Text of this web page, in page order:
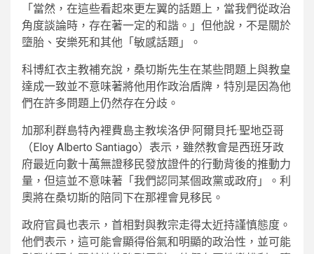
「當然，在這些看起來更左翼的話題上，當我們從政治
角度談論時，存在著一定的和諧。」但他說，不是關於
墮胎、安樂死和其他「敏感話題」。
科博紅衣主教補充說，桑切斯先生在某些問題上與教皇
達成一致並不意味著將他用作政治盾牌，特別是因為他
們在許多問題上仍然存在分歧。
加那利群島特內裡費島主教埃洛伊·阿爾貝托·聖地亞哥
（Eloy Alberto Santiago）表示，雖然教會是西班牙政
府最近向數十萬無證移民發放證件的行動背後的推動力
量，但這並不意味著「我們認同某個政黨或政府」。利
奧將在桑切斯的陪同下在那裡會見移民。
政府官員也表示，首相對與教宗走得太近持謹慎態度。
他們表示，這可能會顯得俗氣和明顯的政治性，並可能